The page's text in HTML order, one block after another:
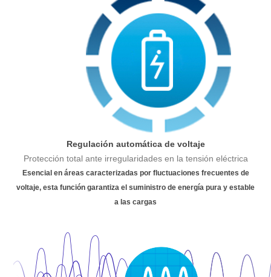
Regulación automática de voltaje
Protección total ante irregularidades en la tensión eléctrica
Esencial en áreas caracterizadas por fluctuaciones frecuentes de
voltaje, esta función garantiza el suministro de energía pura y estable
a las cargas